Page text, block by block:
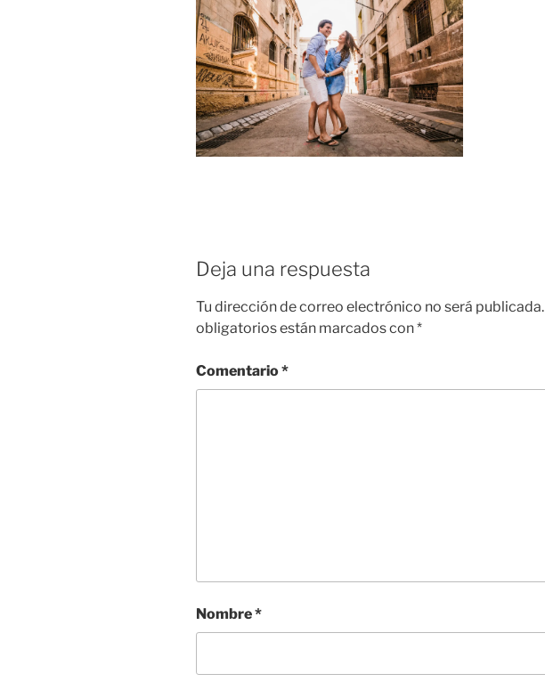
Deja una respuesta
Tu dirección de correo electrónico no será publicada.
obligatorios están marcados con*
Comentario*
Nombre*